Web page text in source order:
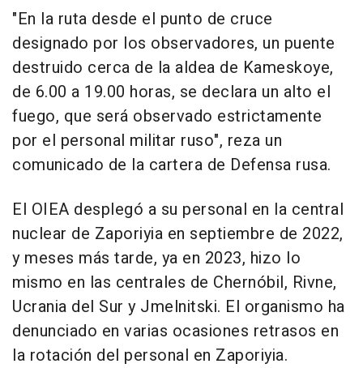
"En la ruta desde el punto de cruce
designado por los observadores, un puente
destruido cerca de la aldea de Kameskoye,
de 6.00 a 19.00 horas, se declara un alto el
fuego, que será observado estrictamente
por el personal militar ruso", reza un
comunicado de la cartera de Defensa rusa.
El OIEA desplegó a su personal en la central
nuclear de Zaporiyia en septiembre de 2022,
y meses más tarde, ya en 2023, hizo lo
mismo en las centrales de Chernóbil, Rivne,
Ucrania del Sur y Jmelnitski. El organismo ha
denunciado en varias ocasiones retrasos en
la rotación del personal en Zaporiyia.